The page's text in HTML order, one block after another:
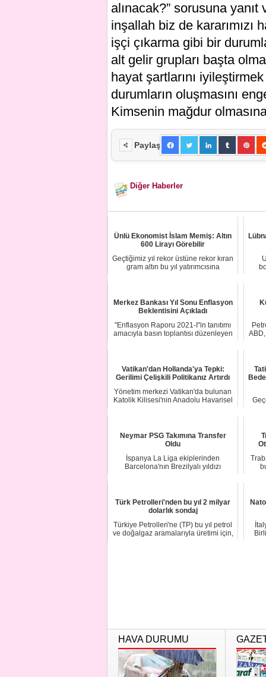
alınacak?” sorusuna
inşallah biz de kararımızı
işçi çıkarma gibi bir
alt gelir grupları başta
hayat şartlarını
durumların oluşmasını
Kimsenin mağdur
Paylaş
Diğer Haberler
Ünlü Ekonomist İslam Memiş: Altın
600 Lirayı Görebilir
Geçtiğimiz yıl rekor üstüne rekor kıran
gram altın bu yıl yatırımcısına
Merkez Bankası Yıl Sonu Enflasyon
Beklentisini Açıkladı
"Enflasyon Raporu 2021-I"in tanıtımı
amacıyla basın toplantısı düzenleyen
Vatikan'dan Hollanda'ya Tepki:
Gerilimi Çelişkili Politikanız Artırdı
Yönetim merkezi Vatikan'da bulunan
Katolik Kilisesi'nin Anadolu Havarisel
Neymar PSG Takımına Transfer
Oldu
İspanya La Liga ekiplerinden
Barcelona'nın Brezilyalı yıldızı
Türk Petrolleri'nden bu yıl 2 milyar
dolarlık sondaj
Türkiye Petrolleri'ne (TP) bu yıl petrol
ve doğalgaz aramalarıyla üretimi için,
HAVA DURUMU